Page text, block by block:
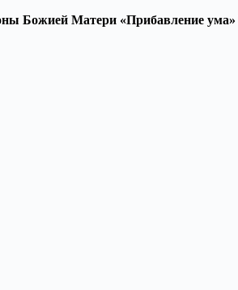
Божией Матери «Прибавление